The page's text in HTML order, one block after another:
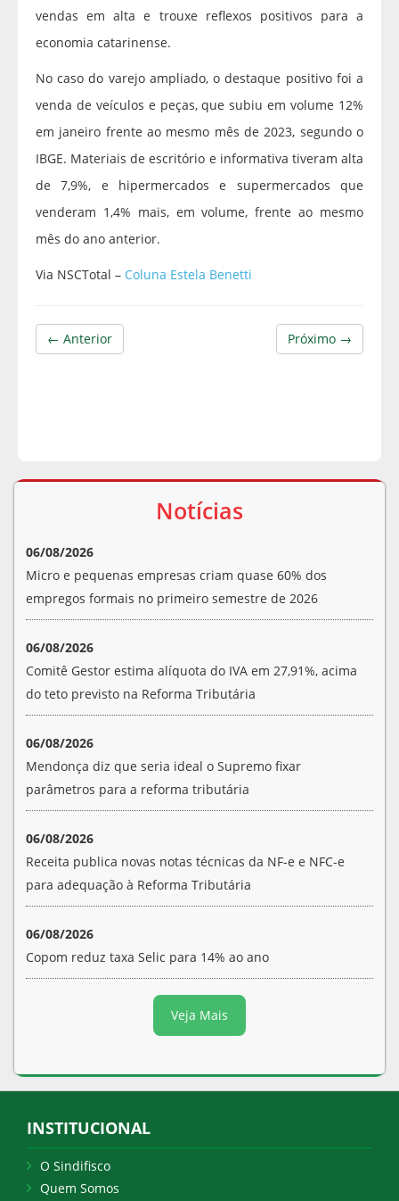
vendas em alta e trouxe reflexos positivos para a
economia catarinense.
No caso do varejo ampliado, o destaque positivo foi a
venda de veículos e peças, que subiu em volume 12%
em janeiro frente ao mesmo mês de 2023, segundo o
IBGE. Materiais de escritório e informativa tiveram alta
de 7,9%, e hipermercados e supermercados que
venderam 1,4% mais, em volume, frente ao mesmo
mês do ano anterior.
Via NSCTotal – Coluna Estela Benetti
Próximo →
← Anterior
Notícias
06/08/2026
Micro e pequenas empresas criam quase 60% dos
empregos formais no primeiro semestre de 2026
06/08/2026
Comitê Gestor estima alíquota do IVA em 27,91%, acima
do teto previsto na Reforma Tributária
06/08/2026
Mendonça diz que seria ideal o Supremo fixar
parâmetros para a reforma tributária
06/08/2026
Receita publica novas notas técnicas da NF-e e NFC-e
para adequação à Reforma Tributária
06/08/2026
Copom reduz taxa Selic para 14% ao ano
Veja Mais
INSTITUCIONAL
O Sindifisco
Quem Somos